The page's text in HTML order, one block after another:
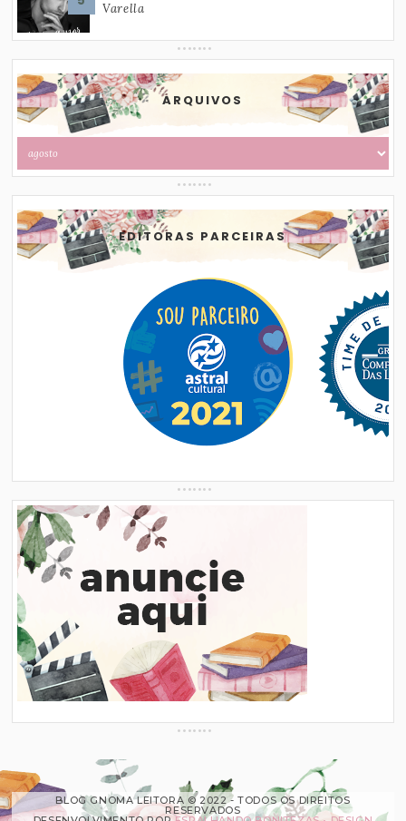
Varella
ARQUIVOS
EDITORAS PARCEIRAS
BLOG GNOMA LEITORA © 2022 - TODOS OS DIREITOS
RESERVADOS